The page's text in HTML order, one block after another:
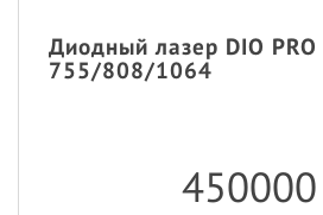
Диодный лазер DIO PRO
755/808/1064
450000